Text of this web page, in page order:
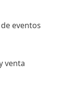
eventos
venta